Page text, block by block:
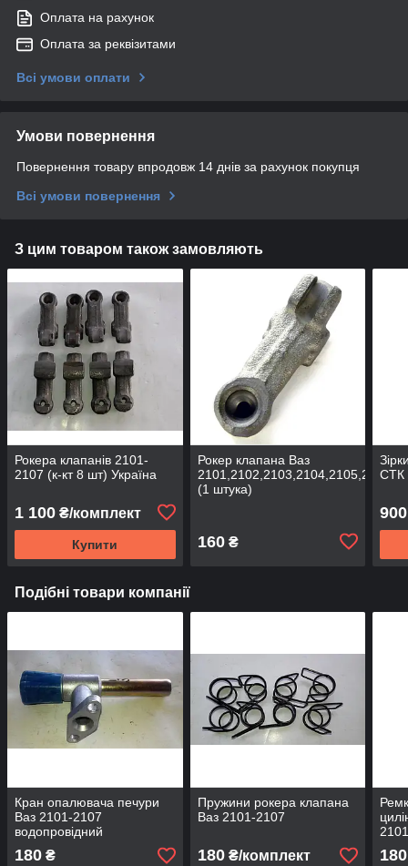
Оплата на рахунок
Оплата за реквізитами
Всі умови оплати
Умови повернення
Повернення товару впродовж 14 днів за рахунок покупця
Всі умови повернення
З цим товаром також замовляють
Рокера клапанів 2101-
2107 (к-кт 8 шт) Україна
1 100 ₴/комплект
Купити
Рокер клапана Ваз
(1 штука)
160₴
СТК
900
Подібні товари компанії
Кран опалювача печури
Ваз 2101-2107
водопровідний
180 ₴
Пружини рокера клапана
Ваз 2101-2107
180₴/комплект 180